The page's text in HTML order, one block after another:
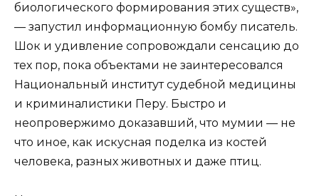
биологического формирования этих существ»,
— запустил информационную бомбу писатель.
Шок и удивление сопровождали сенсацию до
тех пор, пока объектами не заинтересовался
Национальный институт судебной медицины
и криминалистики Перу. Быстро и
неопровержимо доказавший, что мумии — не
что иное, как искусная поделка из костей
человека, разных животных и даже птиц.